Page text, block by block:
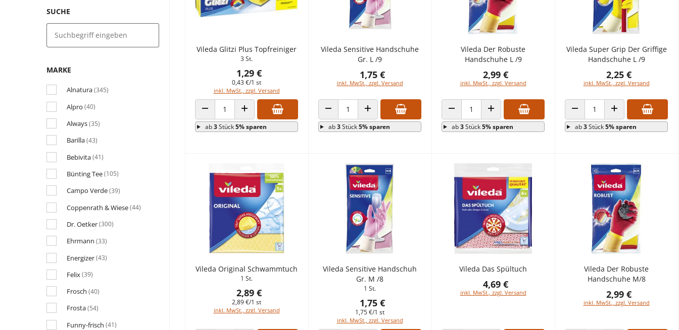
SUCHE
MARKE
Alnatura(345)
Alpro (40)
Always(35)
Barilla(43)
Bebivita(41)
Bünting Tee(105)
Campo Verde(39)
Coppenrath & Wiese(44)
Dr. Oetker(300)
Ehrmann (33)
Energizer(43)
Felix(39)
Frosch (40)
Frosta(54)
Funny-frisch (41)
Vileda Glitzi Plus Topfreiniger
3 St.
1,29 €
0,43 €/1 st
inkl. MwSt., zzgl. Versand
ANZAHL VERRINGERNANZAHL ERHÖHEN
ab3Stück5% sparen
Vileda Sensitive Handschuhe
Gr. L /9
1,75 €
inkl. MwSt., zzgl. Versand
ANZAHL VERRINGERNANZAHL ERHÖHEN
ab3Stück5% sparen
Vileda Der Robuste
Handschuhe L /9
2,99 €
inkl. MwSt., zzgl. Versand
ANZAHL VERRINGERNANZAHL ERHÖHEN
ab3Stück5% sparen
Vileda Super Grip Der Griffige
Handschuhe L /9
2,25 €
inkl. MwSt., zzgl. Versand
ANZAHL VERRINGERNANZAHL ERHÖHEN
ab3Stück5% sparen
Vileda Original Schwammtuch
1 St.
2,89 €
2,89 €/1 st
inkl. MwSt., zzgl. Versand
Vileda Sensitive Handschuh
Gr. M /8
1 St.
1,75 €
1,75 €/1 st
inkl. MwSt., zzgl. Versand
Vileda Das Spültuch
4,69 €
inkl. MwSt., zzgl. Versand
Vileda Der Robuste
Handschuhe M/8
2,99 €
inkl. MwSt., zzgl. Versand